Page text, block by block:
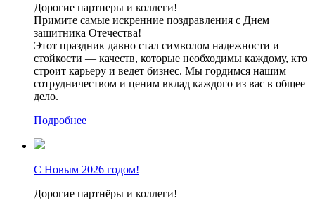
Дорогие партнеры и коллеги!
Примите самые искренние поздравления с Днем
защитника Отечества!
Этот праздник давно стал символом надежности и
стойкости — качеств, которые необходимы каждому, кто
строит карьеру и ведет бизнес. Мы гордимся нашим
сотрудничеством и ценим вклад каждого из вас в общее
дело.
Подробнее
С Новым 2026 годом!
Дорогие партнёры и коллеги!